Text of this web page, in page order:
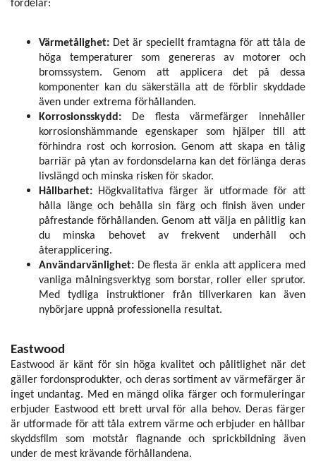
fördelar:
Värmetålighet: Det är speciellt framtagna för att tåla de
höga temperaturer som genereras av motorer och
bromssystem. Genom att applicera det på dessa
komponenter kan du säkerställa att de förblir skyddade
även under extrema förhållanden.
Korrosionsskydd: De flesta värmefärger innehåller
korrosionshämmande egenskaper som hjälper till att
förhindra rost och korrosion. Genom att skapa en tålig
barriär på ytan av fordonsdelarna kan det förlänga deras
livslängd och minska risken för skador.
Hållbarhet: Högkvalitativa färger är utformade för att
hålla länge och behålla sin färg och finish även under
påfrestande förhållanden. Genom att välja en pålitlig kan
du minska behovet av frekvent underhåll och
återapplicering.
Användarvänlighet: De flesta är enkla att applicera med
vanliga målningsverktyg som borstar, roller eller sprutor.
Med tydliga instruktioner från tillverkaren kan även
nybörjare uppnå professionella resultat.
Eastwood
Eastwood är känt för sin höga kvalitet och pålitlighet när det
gäller fordonsprodukter, och deras sortiment av värmefärger är
inget undantag. Med en mängd olika färger och formuleringar
erbjuder Eastwood ett brett urval för alla behov. Deras färger
är utformade för att tåla extrem värme och erbjuder en hållbar
skyddsfilm som motstår flagnande och sprickbildning även
under de mest krävande förhållandena.